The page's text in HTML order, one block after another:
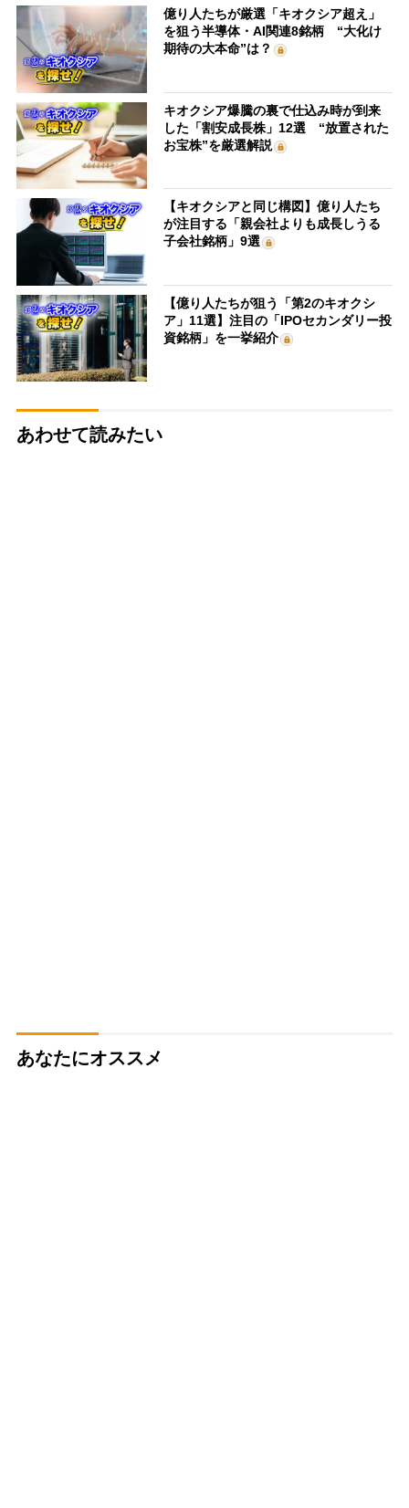
億り人たちが厳選「キオクシア超え」
を狙う半導体・AI関連8銘柄 “大化け
期待の大本命”は？
キオクシア爆騰の裏で仕込み時が到来
した「割安成長株」12選 “放置された
お宝株”を厳選解説
【キオクシアと同じ構図】億り人たち
が注目する「親会社よりも成長しうる
子会社銘柄」9選
【億り人たちが狙う「第2のキオクシ
ア」11選】注目の「IPOセカンダリー投
資銘柄」を一挙紹介
あわせて読みたい
あなたにオススメ